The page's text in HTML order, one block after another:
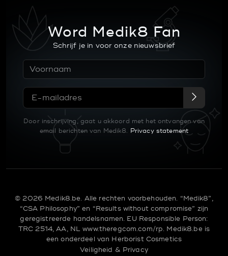
Word Medik8 Fan
Schrijf je in voor onze nieuwsbrief
Door inschrijving, gaat u akkoord met het ontvangen van
email berichten van Medik8. Privacy statement
© 2026 Medik8.be. Alle rechten voorbehouden. “Medik8”,
“CSA Philosophy” en “Results without compromise” zijn
geregistreerde handelsnamen. EU Responsible Person:
TRC 2514, AA, NLwww.theregcom.com/rp. Medik8.be is
een onderdeel van Herborist Cosmetics
Veiligheid & Privacy